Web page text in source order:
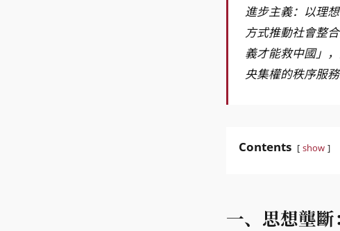
進步主義：以理
方式推動社會整
義才能救中國」
央集權的秩序服務
Contents show
一、思想壟斷